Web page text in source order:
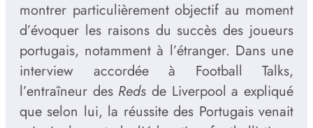
montrer particulièrement objectif au moment
d’évoquer les raisons du succès des joueurs
portugais, notamment à l’étranger. Dans une
interview accordée à Football Talks,
l’entraîneur des Reds de Liverpool a expliqué
que selon lui, la réussite des Portugais venait